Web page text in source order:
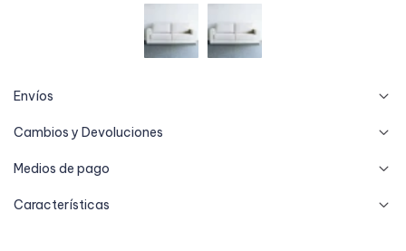
Envíos
Cambios y Devoluciones
Medios de pago
Características